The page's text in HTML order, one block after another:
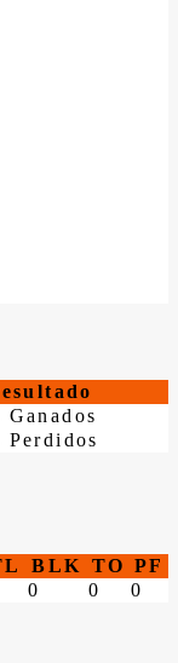
Perdidos
BLK TO PF
0 0 0